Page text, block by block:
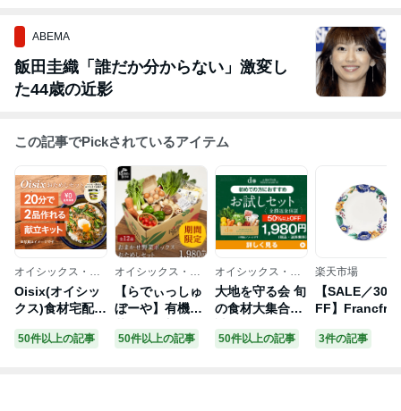
ABEMA
飯田圭織「誰だか分からない」激変し
た44歳の近影
この記事でPickされているアイテム
オイシックス・
ラ・大地株式会社
Oisix(オイシッ
クス)食材宅配お
50件以上の記事
オイシックス・
ラ・大地株式会社
【らでぃっしゅ
ぼーや】有機野
の宅配ネットス
50件以上の記事
オイシックス・
ラ・大地株式会社
大地を守る会 旬
の食材大集合お
50件以上の記事
楽天市場
【SALE／
FF】
レート フラワ
3件の記事